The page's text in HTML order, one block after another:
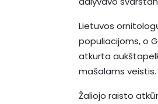
Lietuvos
populiacijoms, o
atkurta
mašalams veistis.
Žaliojo raisto